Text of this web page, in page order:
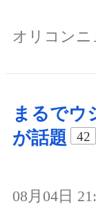
オリコンニ
まるでウ
が話題
42
08月04日